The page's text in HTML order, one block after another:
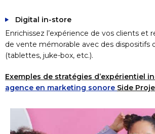
Digital in-store
Enrichissez l’expérience de vos clients et
de vente mémorable avec des dispositifs
(tablettes, juke-box, etc.).
Exemples de stratégies d’expérientiel
agence en marketing sonore Side